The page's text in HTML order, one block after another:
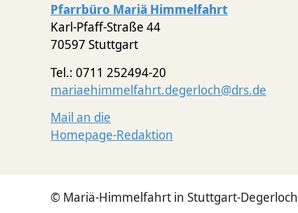
Pfarrbüro Mariä Himmelfahrt
Karl-Pfaff-Straße 44
70597 Stuttgart
Tel.: 0711 252494-20
mariaehimmelfahrt.degerloch@drs.de
Mail an die
Homepage-Redaktion
© Mariä-Himmelfahrt in Stuttgart-Degerloch